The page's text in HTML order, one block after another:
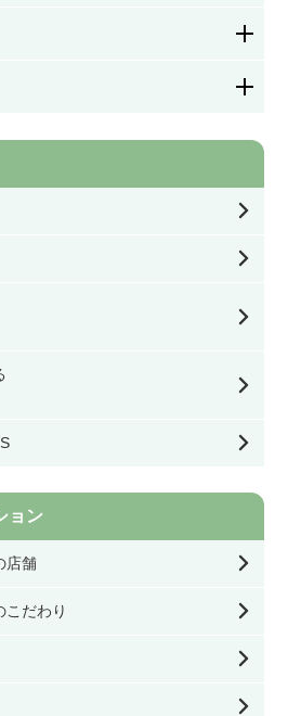
飾る道具
ア
貨
ドルスタンド
・スタンド・フロアライト
・ライティングレール・スポ
ション
ト）
ョン
店舗
こだわり